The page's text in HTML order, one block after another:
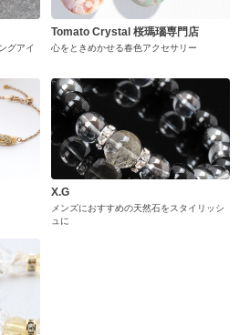
グアイ
Tomato Crystal 桜瑪瑙専門店
心をときめかせる春色アクセサリー
X.G
メンズにおすすめの天然石をスタイリッシ
ュに